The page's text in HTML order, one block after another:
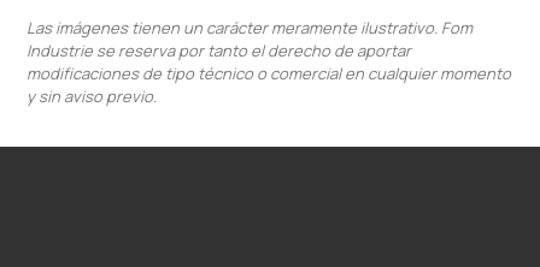
Las imágenes tienen un carácter meramente ilustrativo. Fom
Industrie se reserva por tanto el derecho de aportar
modificaciones de tipo técnico o comercial en cualquier momento
y sin aviso previo.